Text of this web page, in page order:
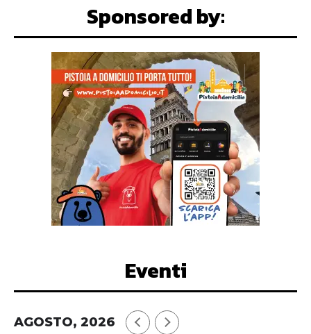
Sponsored by:
Eventi
AGOSTO, 2026